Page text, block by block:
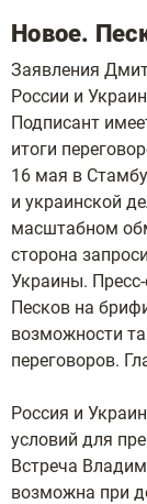
Новое.
Заявления
России и
Подписант
итоги
16 мая в
и украинской
масштабном
сторона
Украины.
Песков на
возможности
переговоров.
Россия и
условий для
Встреча
возможна при